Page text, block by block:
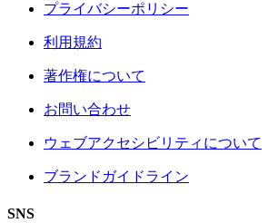
プライバシーポリシー
利用規約
著作権について
お問い合わせ
ウェブアクセシビリティについて
ブランドガイドライン
SNS